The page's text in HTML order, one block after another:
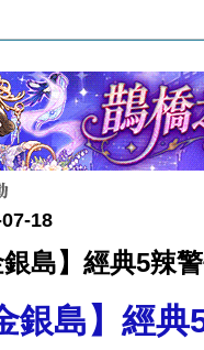
18
銀島】經典5辣
銀島】經